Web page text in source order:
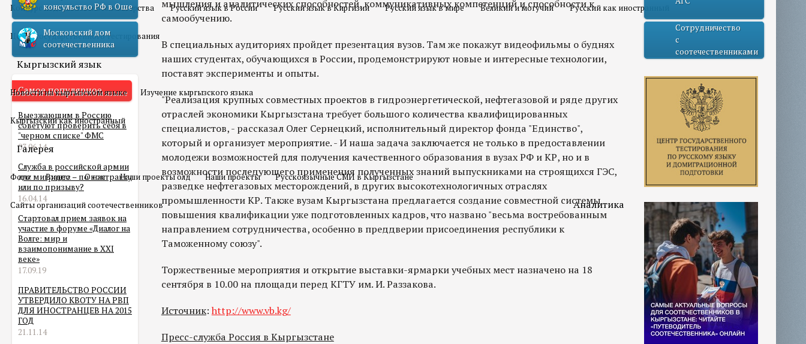
Конкурс педагогического мастерства Русский язык в России Русский язык в Киргизии Русский язык в мире Великий и могучий Русский как иностранный
Центр государственного тестирования
Кыргызский язык
Новости на кыргызском языке Изучение кыргызского языка
Кыргызский как иностранный
Галерея
Фото Видео О нас Наши проекты олд Наши проекты Русскоязычные СМИ в Кыргызстане
Сайты организаций соотечественников Аналитика
консульство РФ в Оше
Московский дом
соотечественника
Самое популярное
Выезжающим в Россию
советуют проверить себя в
"черном списке" ФМС
03.06.14
Служба в российской армии
для мигранта – по контракту
или по призыву?
16.04.14
Стартовал прием заявок на
участие в форуме «Диалог на
Волге: мир и
взаимопонимание в XXI
веке»
17.09.19
ПРАВИТЕЛЬСТВО РОССИИ
УТВЕРДИЛО КВОТУ НА РВП
ДЛЯ ИНОСТРАНЦЕВ НА 2015
ГОД
21.11.14
мышления и аналитических способностей, коммуникативных компетенций и способности к
самообучению.
В специальных аудиториях пройдет презентация вузов. Там же покажут видеофильмы о буднях
наших студентах, обучающихся в России, продемонстрируют новые и интересные технологии,
поставят эксперименты и опыты.
"Реализация крупных совместных проектов в гидроэнергетической, нефтегазовой и ряде других
отраслей экономики Кыргызстана требует большого количества квалифицированных
специалистов, - рассказал Олег Сернецкий, исполнительный директор фонда "Единство",
который и организует мероприятие. - И наша задача заключается не только в предоставлении
молодежи возможностей для получения качественного образования в вузах РФ и КР, но и в
возможности последующего применения полученных знаний выпускниками на строящихся ГЭС,
разведке нефтегазовых месторождений, в других высокотехнологичных отраслях
промышленности КР. Также вузам Кыргызстана предлагается создание совместной системы
повышения квалификации уже подготовленных кадров, что названо "весьма востребованным
направлением сотрудничества, особенно в преддверии присоединения республики к
Таможенному союзу".
Торжественные мероприятия и открытие выставки-ярмарки учебных мест назначено на 18
сентября в 10.00 на площади перед КГТУ им. И. Раззакова.
Источник: http://www.vb.kg/
Пресс-служба Россия в Кыргызстане
Сотрудничество
с
соотечественниками